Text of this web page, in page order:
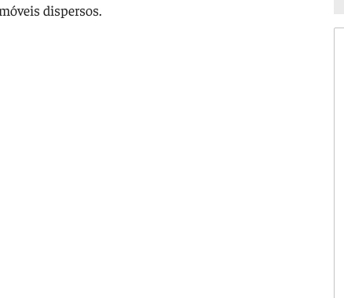
dispersos.